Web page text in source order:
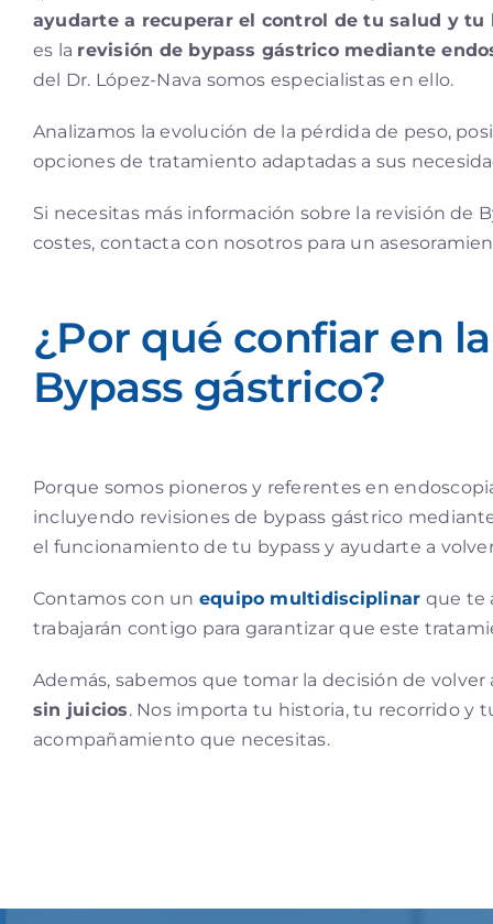
ayudarte a recuperar el control de tu salud y tu
es la revisión de bypass gástrico mediante
del Dr. López-Nava somos especialistas en ello.
Analizamos la evolución de la pérdida de peso,
opciones de tratamiento adaptadas a sus
Si necesitas más información sobre la revisión de
costes, contacta con nosotros para un
¿Por qué confiar en
Bypass gástrico?
Porque somos pioneros y referentes en
incluyendo revisiones de bypass gástrico
el funcionamiento de tu bypass y ayudarte a
Contamos con un equipo multidisciplinar que te
trabajarán contigo para garantizar que este
Además, sabemos que tomar la decisión de
sin juicios. Nos importa tu historia, tu recorrido y
acompañamiento que necesitas.